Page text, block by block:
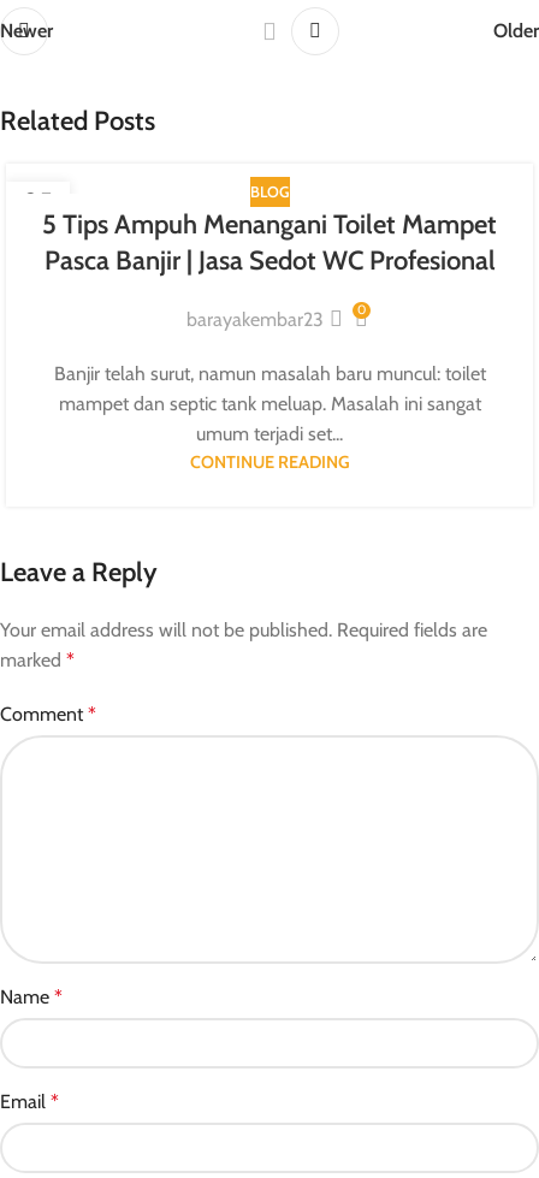
Newer Older
Related Posts
25
JAN
BLOG
5 Tips Ampuh Menangani Toilet Mampet
Pasca Banjir | Jasa Sedot WC Profesional
barayakembar23 0
Banjir telah surut, namun masalah baru muncul: toilet
mampet dan septic tank meluap. Masalah ini sangat
umum terjadi set...
CONTINUE READING
Leave a Reply
Your email address will not be published. Required fields are
marked *
Comment*
Name *
Email *